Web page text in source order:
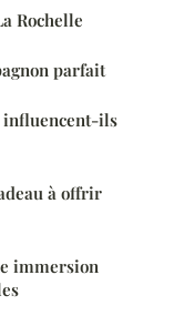
Rochelle
parfait
influencent-ils
à offrir
immersion